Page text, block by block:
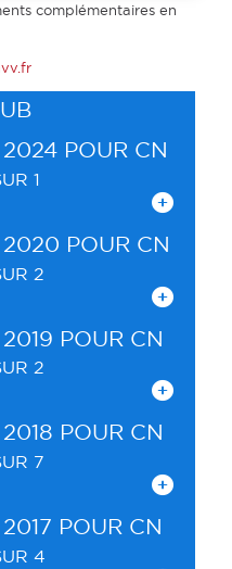
complémentaires en
POUR CN
1
POUR CN
2
POUR CN
2
POUR CN
7
POUR CN
4